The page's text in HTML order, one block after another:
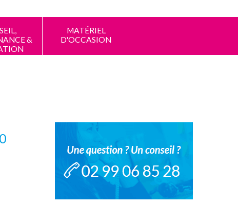
&
MATÉRIEL
D'OCCASION